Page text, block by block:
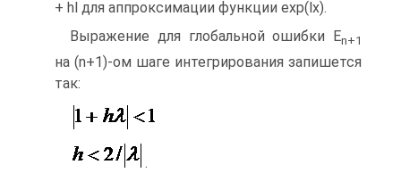
+ hl для аппроксимации функции exp(lx).
Выражение для глобальной ошибки En+1
на (n+1)-ом шаге интегрирования запишется
так:
.